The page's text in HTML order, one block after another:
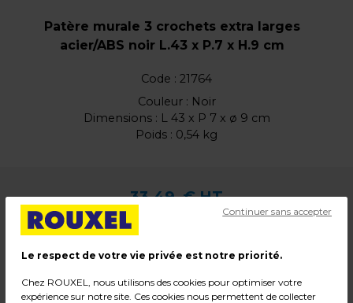
Patère murale 3 crochets extra larges
acier/ABS noir L.43 x P.7 x H.9 cm
Code : 21764
Couleur : Noir
Dimensions : L 43 x P 7 x ø 9 cm
Poids : 0,54 kg
33,49€ HT
l'unité
Quantité - +
Le respect de votre vie privée est notre priorité.
Chez ROUXEL, nous utilisons des cookies pour optimiser votre
expérience sur notre site. Ces cookies nous permettent de collecter
Continuer sans accepter